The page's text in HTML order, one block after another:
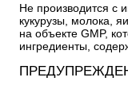
Не производится с
кукурузы, молока,
на объекте GMP,
ингредиенты,